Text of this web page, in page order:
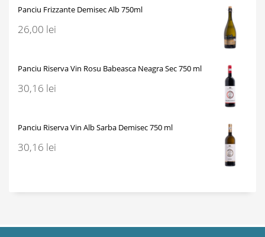
Panciu Frizzante Demisec Alb 750ml
26,00 lei
Panciu Riserva Vin Rosu Babeasca Neagra Sec 750 ml
30,16 lei
Panciu Riserva Vin Alb Sarba Demisec 750 ml
30,16 lei